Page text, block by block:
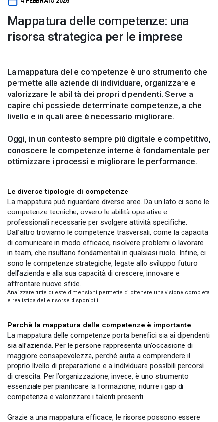
Mappatura delle competenze: una
risorsa strategica per le imprese
La mappatura delle competenze è uno strumento che
permette alle aziende di individuare, organizzare e
valorizzare le abilità dei propri dipendenti. Serve a
capire chi possiede determinate competenze, a che
livello e in quali aree è necessario migliorare.
Oggi, in un contesto sempre più digitale e competitivo,
conoscere le competenze interne è fondamentale per
ottimizzare i processi e migliorare le performance.
Le diverse tipologie di competenze
La mappatura può riguardare diverse aree. Da un lato ci sono le
competenze tecniche, ovvero le abilità operative e
professionali necessarie per svolgere attività specifiche.
Dall’altro troviamo le competenze trasversali, come la capacità
di comunicare in modo efficace, risolvere problemi o lavorare
in team, che risultano fondamentali in qualsiasi ruolo. Infine, ci
sono le competenze strategiche, legate allo sviluppo futuro
dell’azienda e alla sua capacità di crescere, innovare e
affrontare nuove sfide.
Analizzare tutte queste dimensioni permette di ottenere una visione completa
e realistica delle risorse disponibili.
Perchè la mappatura delle competenze è importante
La mappatura delle competenze porta benefici sia ai dipendenti
sia all’azienda. Per le persone rappresenta un’occasione di
maggiore consapevolezza, perché aiuta a comprendere il
proprio livello di preparazione e a individuare possibili percorsi
di crescita. Per l’organizzazione, invece, è uno strumento
essenziale per pianificare la formazione, ridurre i gap di
competenza e valorizzare i talenti presenti.
Grazie a una mappatura efficace, le risorse possono essere